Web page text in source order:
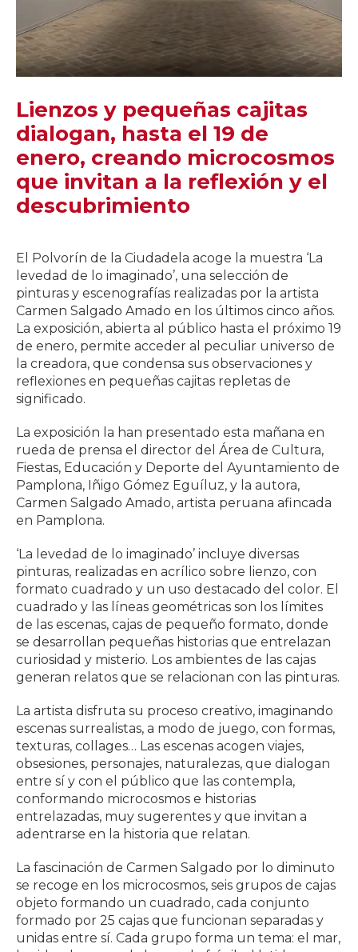
Lienzos y pequeñas cajitas
dialogan, hasta el 19 de
enero, creando microcosmos
que invitan a la reflexión y el
descubrimiento
El Polvorín de la Ciudadela acoge la muestra ‘La
levedad de lo imaginado’, una selección de
pinturas y escenografías realizadas por la artista
Carmen Salgado Amado en los últimos cinco años.
La exposición, abierta al público hasta el próximo 19
de enero, permite acceder al peculiar universo de
la creadora, que condensa sus observaciones y
reflexiones en pequeñas cajitas repletas de
significado.
La exposición la han presentado esta mañana en
rueda de prensa el director del Área de Cultura,
Fiestas, Educación y Deporte del Ayuntamiento de
Pamplona, Iñigo Gómez Eguíluz, y la autora,
Carmen Salgado Amado, artista peruana afincada
en Pamplona.
‘La levedad de lo imaginado’ incluye diversas
pinturas, realizadas en acrílico sobre lienzo, con
formato cuadrado y un uso destacado del color. El
cuadrado y las líneas geométricas son los límites
de las escenas, cajas de pequeño formato, donde
se desarrollan pequeñas historias que entrelazan
curiosidad y misterio. Los ambientes de las cajas
generan relatos que se relacionan con las pinturas.
La artista disfruta su proceso creativo, imaginando
escenas surrealistas, a modo de juego, con formas,
texturas, collages… Las escenas acogen viajes,
obsesiones, personajes, naturalezas, que dialogan
entre sí y con el público que las contempla,
conformando microcosmos e historias
entrelazadas, muy sugerentes y que invitan a
adentrarse en la historia que relatan.
La fascinación de Carmen Salgado por lo diminuto
se recoge en los microcosmos, seis grupos de cajas
objeto formando un cuadrado, cada conjunto
formado por 25 cajas que funcionan separadas y
unidas entre sí. Cada grupo forma un tema: el mar,